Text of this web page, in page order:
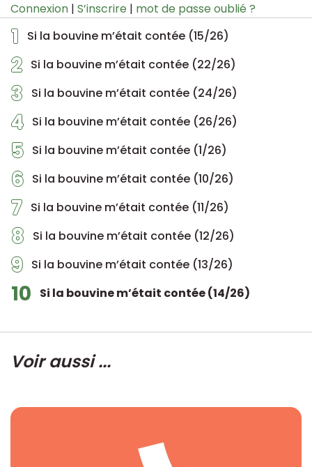
1 Si la bouvine m’était contée (15/26)
2 Si la bouvine m’était contée (22/26)
3 Si la bouvine m’était contée (24/26)
4 Si la bouvine m’était contée (26/26)
5 Si la bouvine m’était contée (1/26)
6 Si la bouvine m’était contée (10/26)
7 Si la bouvine m’était contée (11/26)
8 Si la bouvine m’était contée (12/26)
9 Si la bouvine m’était contée (13/26)
10 Si la bouvine m’était contée (14/26)
Connexion | S’inscrire | mot de passe oublié ?
Voir aussi ...